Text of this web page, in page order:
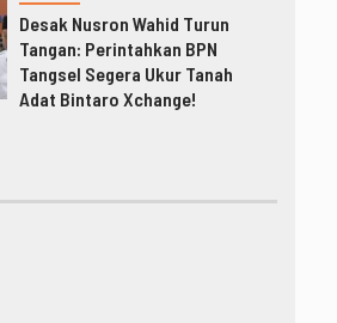
Desak Nusron Wahid Turun
Tangan: Perintahkan BPN
Tangsel Segera Ukur Tanah
Adat Bintaro Xchange!